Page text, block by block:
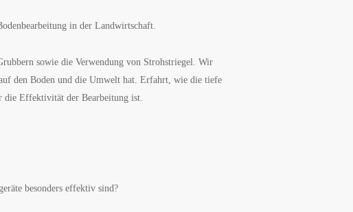
in der Landwirtschaft.
sowie die Verwendung von Strohstriegel. Wir
den Boden und die Umwelt hat. Erfahrt, wie die tiefe
die Effektivität der Bearbeitung ist.
besonders effektiv sind?